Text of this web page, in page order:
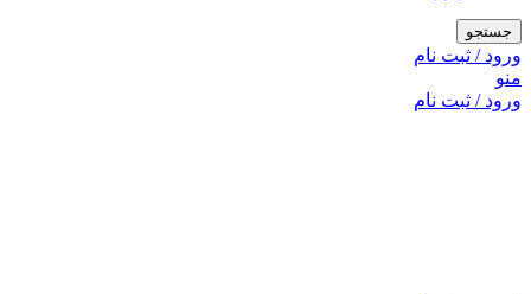
جستجو
ورود / ثبت نام
منو
ورود / ثبت نام